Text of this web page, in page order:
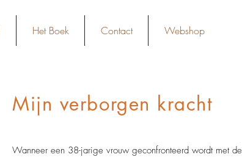
Het Boek Contact Webshop
Mijn verborgen kracht
Wanneer een 38-jarige vrouw geconfronteerd wordt met de